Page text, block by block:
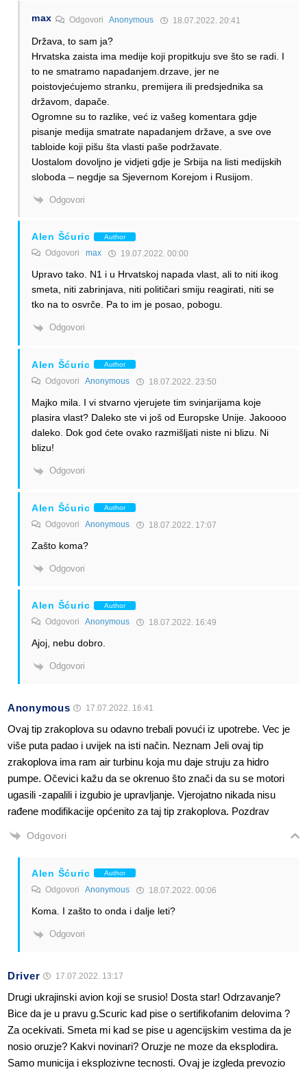
max OdgovoriAnonymous 18.07.2022. 20:41
Država, to sam ja?
Hrvatska zaista ima medije koji propitkuju sve što se radi. I
to ne smatramo napadanjem.drzave, jer ne
poistovjećujemo stranku, premijera ili predsjednika sa
državom, dapače.
Ogromne su to razlike, već iz vašeg komentara gdje
pisanje medija smatrate napadanjem države, a sve ove
tabloide koji pišu šta vlasti paše podržavate.
Uostalom dovoljno je vidjeti gdje je Srbija na listi medijskih
sloboda – negdje sa Sjevernom Korejom i Rusijom.
Odgovori
Alen Šćuric Author
Odgovori max 19.07.2022. 00:00
Upravo tako. N1 i u Hrvatskoj napada vlast, ali to niti ikog
smeta, niti zabrinjava, niti političari smiju reagirati, niti se
tko na to osvrče. Pa to im je posao, pobogu.
Odgovori
Alen Šćuric Author
Odgovori Anonymous 18.07.2022. 23:50
Majko mila. I vi stvarno vjerujete tim svinjarijama koje
plasira vlast? Daleko ste vi još od Europske Unije. Jakoooo
daleko. Dok god ćete ovako razmišljati niste ni blizu. Ni
blizu!
Odgovori
Alen Šćuric Author
Odgovori Anonymous 18.07.2022. 17:07
Zašto koma?
Odgovori
Alen Šćuric Author
Odgovori Anonymous 18.07.2022. 16:49
Ajoj, nebu dobro.
Odgovori
Anonymous 17.07.2022. 16:41
Ovaj tip zrakoplova su odavno trebali povući iz upotrebe. Vec je
više puta padao i uvijek na isti način. Neznam Jeli ovaj tip
zrakoplova ima ram air turbinu koja mu daje struju za hidro
pumpe. Očevici kažu da se okrenuo što znači da su se motori
ugasili -zapalili i izgubio je upravljanje. Vjerojatno nikada nisu
rađene modifikacije općenito za taj tip zrakoplova. Pozdrav
Odgovori
Alen Šćuric Author
Odgovori Anonymous 18.07.2022. 00:06
Koma. I zašto to onda i dalje leti?
Odgovori
Driver 17.07.2022. 13:17
Drugi ukrajinski avion koji se srusio! Dosta star! Odrzavanje?
Bice da je u pravu g.Scuric kad pise o sertifikofanim delovima ?
Za ocekivati. Smeta mi kad se pise u agencijskim vestima da je
nosio oruzje? Kakvi novinari? Oruzje ne moze da eksplodira.
Samo municija i eksplozivne tecnosti. Ovaj je izgleda prevozio